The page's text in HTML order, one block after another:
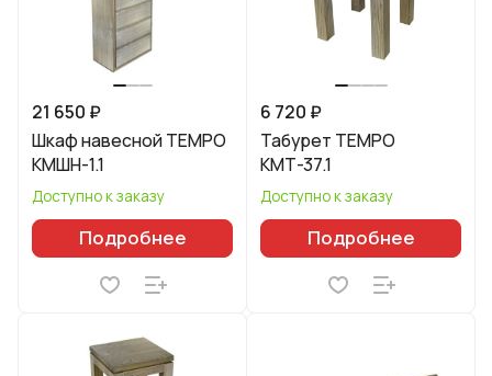
21 650 ₽
Шкаф навесной TEMPO
КМШН-1.1
Доступно к заказу
Подробнее
6 720 ₽
Табурет TEMPO
КМТ-37.1
Доступно к заказу
Подробнее